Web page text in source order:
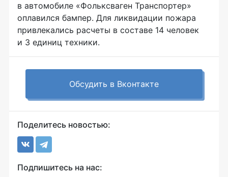
в автомобиле «Фольксваген Транспортер»
оплавился бампер. Для ликвидации пожара
привлекались расчеты в составе 14 человек
и 3 единиц техники.
Обсудить в Вконтакте
Поделитесь новостью:
Подпишитесь на нас: